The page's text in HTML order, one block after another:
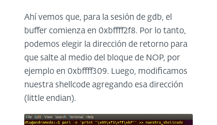
Ahí vemos que, para la sesión de gdb, el
buffer comienza en 0xbffff2f8. Por lo tanto,
podemos elegir la dirección de retorno para
que salte al medio del bloque de NOP, por
ejemplo en 0xbffff309. Luego, modificamos
nuestra shellcode agregando esa dirección
(little endian).